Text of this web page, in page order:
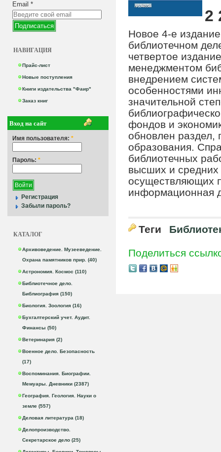
Email *
НАВИГАЦИЯ
Прайс-лист
Новые поступления
Книги издательства "Фаир"
Заказ книг
Вход на сайт
Имя пользователя: *
Пароль: *
Регистрация
Забыли пароль?
КАТАЛОГ
Архивоведение. Музееведение.
Охрана памятников прир. (40)
Астрономия. Космос (110)
Библиотечное дело.
Библиография (150)
Биология. Зоология (16)
Бухгалтерский учет. Аудит.
Финансы (50)
Ветеринария (2)
Военное дело. Безопасность
(17)
Воспоминания. Биографии.
Мемуары. Дневники (2387)
География. Геология. Науки о
земле (557)
Деловая литература (18)
Делопроизводство.
Секретарское дело (25)
2
Новое 4-е
библиотечном
четвертое
менеджментом
внедрением
особенностями
значительной
фондов и
обновлен раздел,
образования.
библиотечных
высших и
осуществляющих
информационная
Теги
Поделиться